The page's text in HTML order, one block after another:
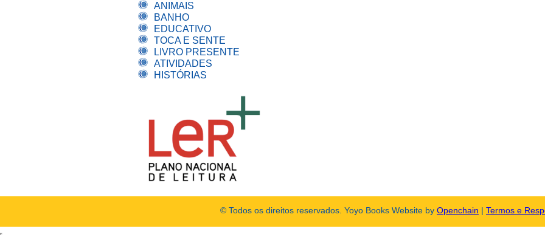
ANIMAIS
BANHO
EDUCATIVO
TOCA E SENTE
LIVRO PRESENTE
ATIVIDADES
HISTÓRIAS
© Todos os direitos reservados. Yoyo Books Website by Openchain | Termos e